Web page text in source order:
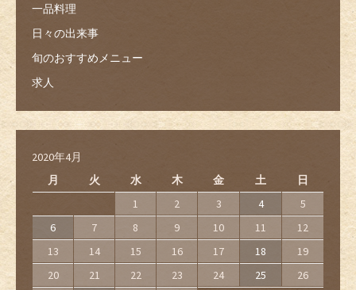
一品料理
日々の出来事
旬のおすすめメニュー
求人
2020年4月
月
火 水 木 金 土 日
1 2 3 4
5
6
7 8 9 10 11
12
13
14 15 16 17 18
19
20
21 22 23 24 25
26